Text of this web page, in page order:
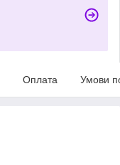
Оплата Умови